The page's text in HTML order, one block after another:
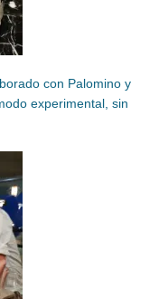
con Palomino y
experimental, sin